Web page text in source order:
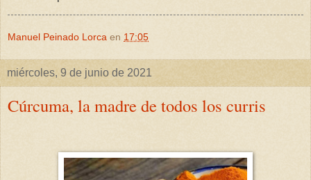
Manuel Peinado Lorca en 17:05
miércoles, 9 de junio de 2021
Cúrcuma, la madre de todos los curris